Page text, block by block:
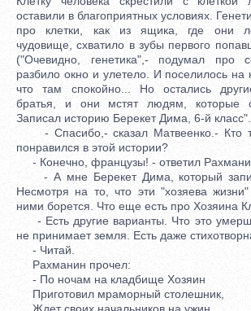
оставили в благоприятных условиях.
про клетки, как из ящика, где они
чудовище, схватило в зубы первого
("Очевидно, генетика",- подумал про
разбило окно и улетело. И поселилось
что там спокойно... Но остались
братья, и они мстят людям, которые
Записал историю Берекет Дима, 6-й класс".
- Спасибо,- сказал Матвеенко.- Кто
понравился в этой истории?
- Конечно, французы! - ответил
- А мне Берекет Дима, который
Несмотря на то, что эти "хозяева
ними борется. Что еще есть про Хозяина
- Есть другие варианты. Что это
не принимает земля. Есть даже
- Читай.
Рахманин прочел:
- По ночам на кладбище Хозяин
Приготовил мраморный столешник,
Ждет своих начальников на ужин,